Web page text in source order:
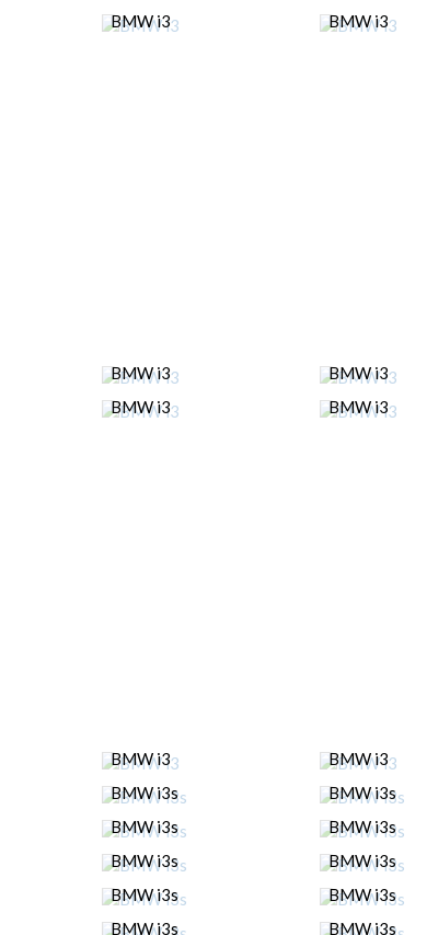
BMW i3 BMW i3
BMW i3 BMW i3
BMW i3 BMW i3
BMW i3 BMW i3
BMW i3s BMW i3s
BMW i3s BMW i3s
BMW i3s BMW i3s
BMW i3s BMW i3s
BMW i3s BMW i3s